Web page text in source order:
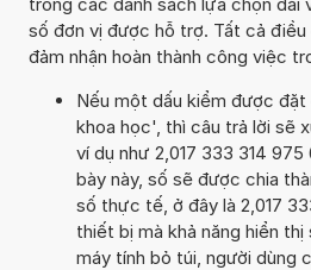
số đơn vị được hỗ trợ. Tất cả
đảm nhận hoàn thành công việc
Nếu một dấu kiểm được
khoa học', thì câu trả lời sẽ
ví dụ như 2,017 333 314 975
bày này, số sẽ được chia
số thực tế, ở đây là 2,017
thiết bị mà khả năng hiển thị
máy tính bỏ túi, người dùng